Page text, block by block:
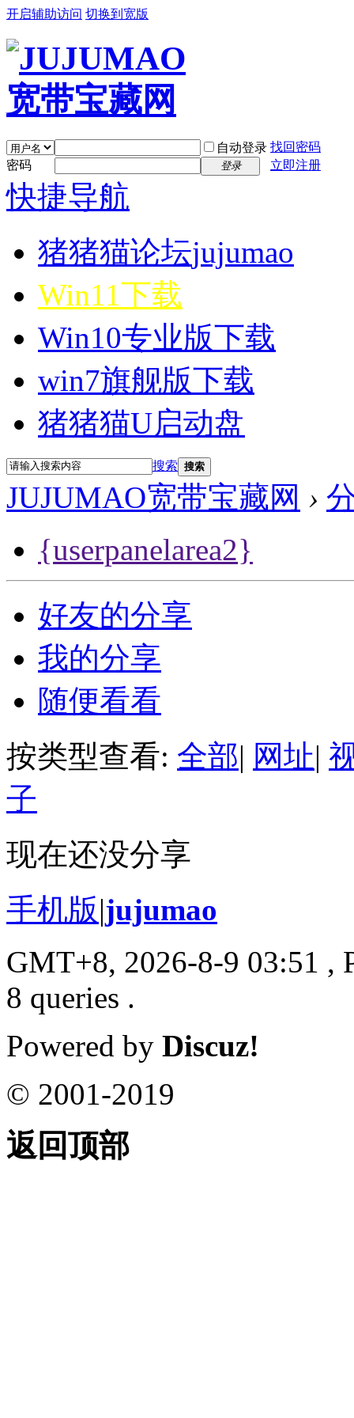
开启辅助访问 切换到宽版
自动登录 找回密码
密码
登录 立即注册
快捷导航
猪猪猫论坛jujumao
Win11下载
Win10专业版下载
win7旗舰版下载
猪猪猫U启动盘
搜索 搜索
JUJUMAO宽带宝藏网 ›
{userpanelarea2}
好友的分享
我的分享
随便看看
按类型查看: 全部| 网址|
子
现在还没分享
手机版|jujumao
GMT+8, 2026-8-9 03:51 ,
8 queries .
Powered by Discuz!
© 2001-2019
返回顶部